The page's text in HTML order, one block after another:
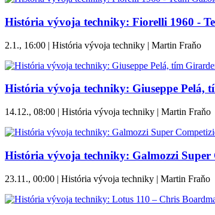
História vývoja techniky: Fiorelli 1960 -
2.1., 16:00 | História vývoja techniky | Martin Fraňo
História vývoja techniky: Giuseppe Pelá,
14.12., 08:00 | História vývoja techniky | Martin Fraňo
História vývoja techniky: Galmozzi Super
23.11., 00:00 | História vývoja techniky | Martin Fraňo